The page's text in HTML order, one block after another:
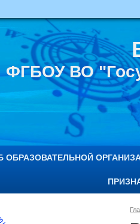
ФГБОУ ВО
ОБРАЗОВАТЕЛЬНОЙ